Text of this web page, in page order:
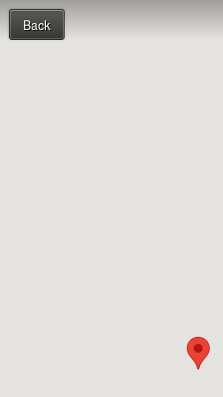
Back